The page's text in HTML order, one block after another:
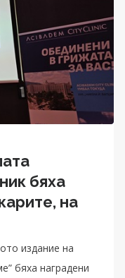
бяха
на
издание на
бяха наградени